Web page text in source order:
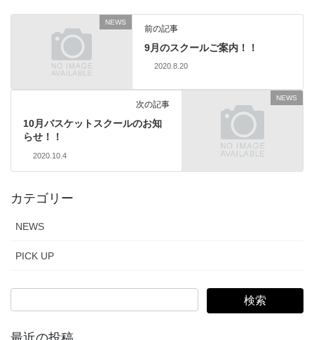
NEWS
前の記事
9月のスクールご案内！！
2020.8.20
NEWS
次の記事
10月バスケットスクールのお知
らせ！！
2020.10.4
カテゴリー
NEWS
PICK UP